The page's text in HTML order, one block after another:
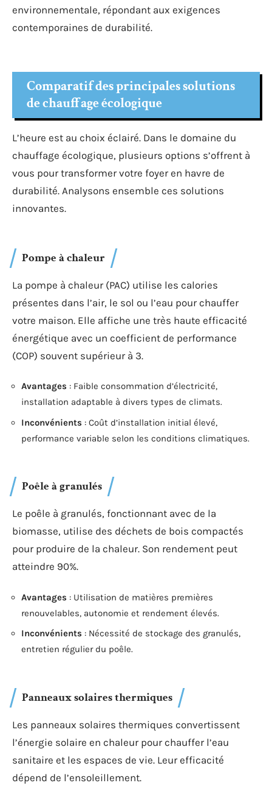
environnementale, répondant aux exigences
contemporaines de durabilité.
Comparatif des principales solutions
de chauffage écologique
L’heure est au choix éclairé. Dans le domaine du
chauffage écologique, plusieurs options s’offrent à
vous pour transformer votre foyer en havre de
durabilité. Analysons ensemble ces solutions
innovantes.
Pompe à chaleur
La pompe à chaleur (PAC) utilise les calories
présentes dans l’air, le sol ou l’eau pour chauffer
votre maison. Elle affiche une très haute efficacité
énergétique avec un coefficient de performance
(COP) souvent supérieur à 3.
Avantages : Faible consommation d’électricité,
installation adaptable à divers types de climats.
Inconvénients : Coût d’installation initial élevé,
performance variable selon les conditions climatiques.
Poêle à granulés
Le poêle à granulés, fonctionnant avec de la
biomasse, utilise des déchets de bois compactés
pour produire de la chaleur. Son rendement peut
atteindre 90%.
Avantages : Utilisation de matières premières
renouvelables, autonomie et rendement élevés.
Inconvénients : Nécessité de stockage des granulés,
entretien régulier du poêle.
Panneaux solaires thermiques
Les panneaux solaires thermiques convertissent
l’énergie solaire en chaleur pour chauffer l’eau
sanitaire et les espaces de vie. Leur efficacité
dépend de l’ensoleillement.